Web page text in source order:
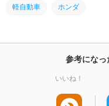
軽自動車 ホンダ
参考になっ
いいね！